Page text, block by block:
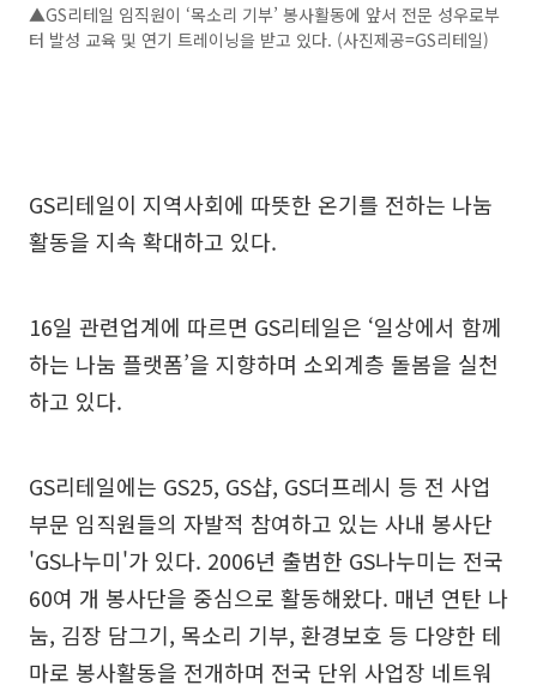
▲GS리테일 임직원이 ‘목소리 기부’ 봉사활동에 앞서 전문 성우로부
터 발성 교육 및 연기 트레이닝을 받고 있다. (사진제공=GS리테일)
GS리테일이 지역사회에 따뜻한 온기를 전하는 나눔
활동을 지속 확대하고 있다.
16일 관련업계에 따르면 GS리테일은 ‘일상에서 함께
하는 나눔 플랫폼’을 지향하며 소외계층 돌봄을 실천
하고 있다.
GS리테일에는 GS25, GS샵, GS더프레시 등 전 사업
부문 임직원들의 자발적 참여하고 있는 사내 봉사단
'GS나누미'가 있다. 2006년 출범한 GS나누미는 전국
60여 개 봉사단을 중심으로 활동해왔다. 매년 연탄 나
눔, 김장 담그기, 목소리 기부, 환경보호 등 다양한 테
마로 봉사활동을 전개하며 전국 단위 사업장 네트워